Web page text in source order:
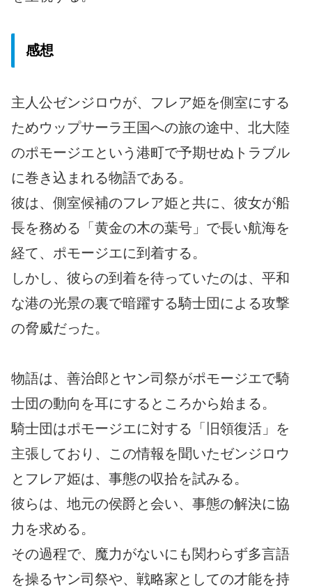
感想
主人公ゼンジロウが、フレア姫を側室にする
ためウップサーラ王国への旅の途中、北大陸
のポモージエという港町で予期せぬトラブル
に巻き込まれる物語である。
彼は、側室候補のフレア姫と共に、彼女が船
長を務める「黄金の木の葉号」で長い航海を
経て、ポモージエに到着する。
しかし、彼らの到着を待っていたのは、平和
な港の光景の裏で暗躍する騎士団による攻撃
の脅威だった。
物語は、善治郎とヤン司祭がポモージエで騎
士団の動向を耳にするところから始まる。
騎士団はポモージエに対する「旧領復活」を
主張しており、この情報を聞いたゼンジロウ
とフレア姫は、事態の収拾を試みる。
彼らは、地元の侯爵と会い、事態の解決に協
力を求める。
その過程で、魔力がないにも関わらず多言語
を操るヤン司祭や、戦略家としての才能を持